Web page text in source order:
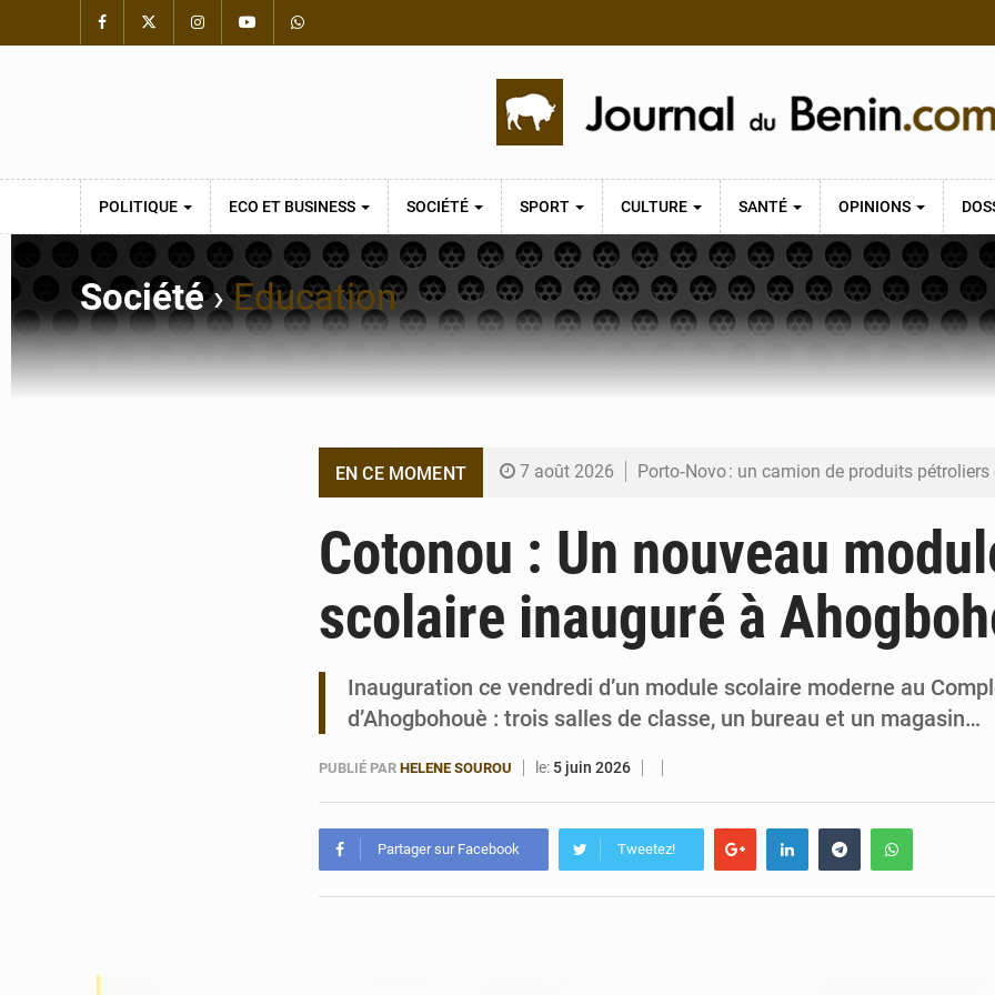
POLITIQUE ECO ET BUSINESS SOCIÉTÉ SPORT CULTURE SANTÉ OPINIONS
Société›Education
EN CE MOMENT 7 août 2026 Porto‑Novo : un camion de produits
6 août 2026 Bénin : Djogbénou inspecte le chantier du
6 août 2026 Bénin et Canada scellent un partenariat inédit
Cotonou : Un nouveau
scolaire inauguré à
Inauguration ce vendredi d’un module scolaire moderne au
d’Ahogbohouè : trois salles de classe, un bureau et un magasin…
PUBLIÉ PAR HELENE SOUROU le: 5 juin 2026
Partager sur Facebook Tweetez!